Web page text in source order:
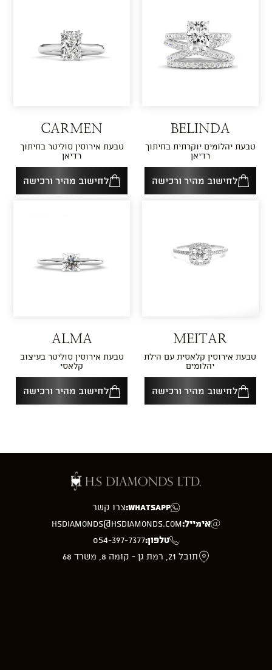
BELINDA
טבעת יהלומים יוקרתית בחיתוך
רדיאן
לחישוב מהיר ורכישה
CARMEN
טבעת אירוסין סוליטר בחיתוך
רדיאן
לחישוב מהיר ורכישה
MEITAR
טבעת אירוסין קלאסית עם הילת
יהלומים
לחישוב מהיר ורכישה
ALMA
טבעת אירוסין סוליטר בעיצוב
קלאסי
לחישוב מהיר ורכישה
WhatsApp: צרו קשר
אימייל:hsdiamonds@hsdiamonds.com
טלפון:054-397-7377
תובל 21, רמת גן - קומה 8, משרד 68